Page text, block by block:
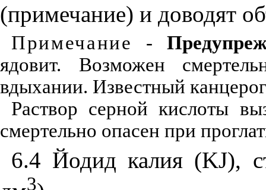
(примечание) и доводят
Примечание -
ядовит. Возможен
вдыхании. Известный
Раствор серной кислоты
смертельно опасен при
6.4 Йодид калия (KJ),
3